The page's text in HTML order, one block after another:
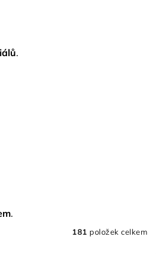
.
.
181 položek celkem